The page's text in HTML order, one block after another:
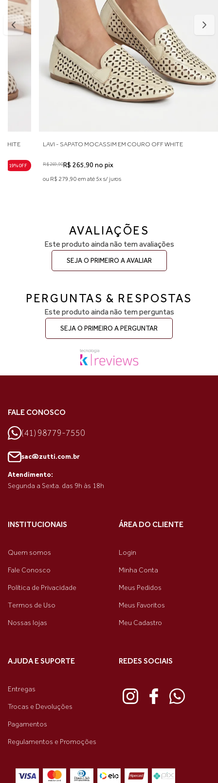
Palmilha: Macia e confortável
Acabamento: Detalhes trançados no cabedal
Tabela de medidas:
34 — aproximadamente 22,6 cm
35 — aproximadamente 23,3 cm
36 — aproximadamente 24,0 cm
37 — aproximadamente 24,6 cm
38 — aproximadamente 25,3 cm
39 — aproximadamente 26,0 cm
Indicamos medir o comprimento do pé para escolher o tamanho
ideal. Considere aproximadamente 0,5 cm de folga para maior
WHITE
19% 0FF
LAVI - SAPATO MOCASSIM EM COURO OFF WHITE
R$ 269,90R$ 265,90 no pix
ou R$ 279,90 em até 5x s/ juros
AVALIAÇÕES
Este produto ainda não tem avaliações
SEJA O PRIMEIRO A AVALIAR
PERGUNTAS & RESPOSTAS
Este produto ainda não tem perguntas
SEJA O PRIMEIRO A PERGUNTAR
FALE CONOSCO
(41) 98779-7550
sac@zutti.com.br
Atendimento:
Segunda a Sexta. das 9h às 18h
INSTITUCIONAIS
Quem somos
Fale Conosco
Política de Privacidade
Termos de Uso
Nossas lojas
ÁREA DO CLIENTE
Login
Minha Conta
Meus Pedidos
Meus Favoritos
Meu Cadastro
AJUDA E SUPORTE
Entregas
Trocas e Devoluções
Pagamentos
Regulamentos e Promoções
REDES SOCIAIS